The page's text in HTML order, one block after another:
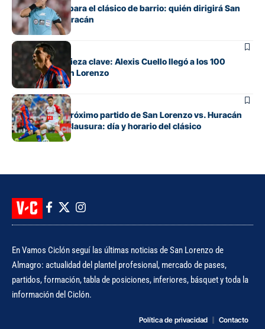
Ya hay árbitro para el clásico de barrio: quién dirigirá San
Lorenzo vs. Huracán
Fútbol
De apuesta a pieza clave: Alexis Cuello llegó a los 100
partidos en San Lorenzo
Fútbol
Cuándo es el próximo partido de San Lorenzo vs. Huracán
por el Torneo Clausura: día y horario del clásico
En Vamos Ciclón seguí las últimas noticias de San Lorenzo de
Almagro: actualidad del plantel profesional, mercado de pases,
partidos, formación, tabla de posiciones, inferiores, básquet y toda la
información del Ciclón.
Política de privacidad Contacto